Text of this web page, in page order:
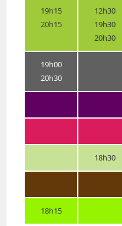
19h15
20h15
12h30
19h30
20h30
19h00
20h30
18h30
18h15